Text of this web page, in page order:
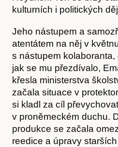
kulturních i politických
Jeho nástupem a
atentátem na něj v
s nástupem
jak se mu přezdívalo,
křesla ministerstva
začala situace v
si kladl za cíl
v proněmeckém duchu.
produkce se začala
reedice a úpravy